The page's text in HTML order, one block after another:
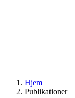
Hjem
Publikationer